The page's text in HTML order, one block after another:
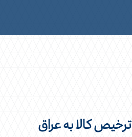
ترخیص کالا به عراق